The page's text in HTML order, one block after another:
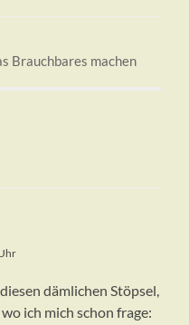
Brauchbares machen
dämlichen Stöpsel,
ich mich schon frage: